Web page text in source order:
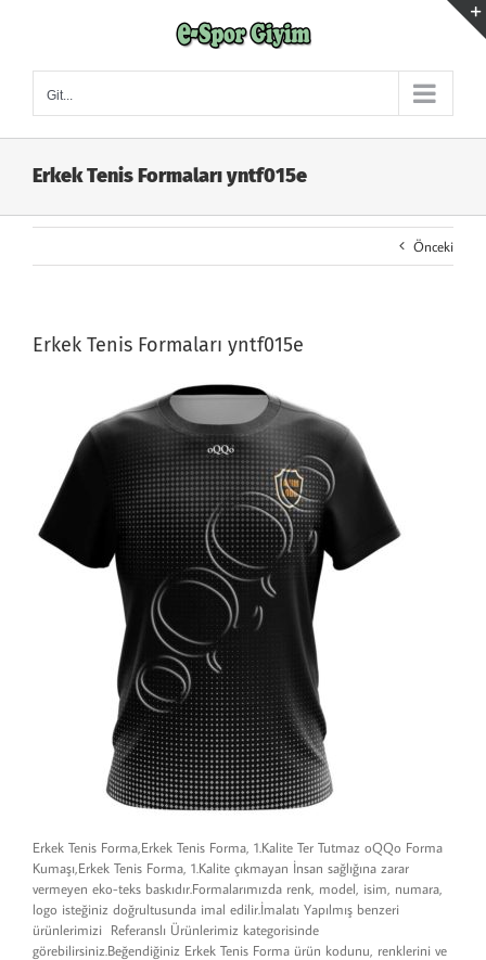
Git...
Erkek Tenis Formaları yntf015e
Önceki
Erkek Tenis Formaları yntf015e
Erkek Tenis Forma,Erkek Tenis Forma, 1.Kalite Ter Tutmaz oQQo Forma
Kumaşı,Erkek Tenis Forma, 1.Kalite çıkmayan İnsan sağlığına zarar
vermeyen eko-teks baskıdır.Formalarımızda renk, model, isim, numara,
logo isteğiniz doğrultusunda imal edilir.İmalatı Yapılmış benzeri
ürünlerimizi Referanslı Ürünlerimiz kategorisinde
görebilirsiniz.Beğendiğiniz Erkek Tenis Forma ürün kodunu, renklerini ve